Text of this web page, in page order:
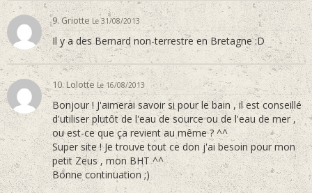
9. GriotteLe 31/08/2013
Il y a des Bernard non-terrestre en Bretagne :D
10. Lolotte Le 16/08/2013
Bonjour ! J'aimerai savoir si pour le bain , il est conseillé
d'utiliser plutôt de l'eau de source ou de l'eau de mer ,
ou est-ce que ça revient au même ? ^^
Super site ! Je trouve tout ce don j'ai besoin pour mon
petit Zeus , mon BHT ^^
Bonne continuation ;)